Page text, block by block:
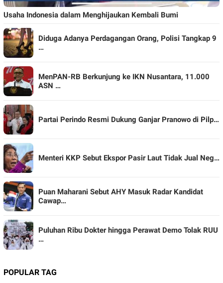
Usaha Indonesia dalam Menghijaukan Kembali Bumi
Diduga Adanya Perdagangan Orang, Polisi Tangkap 9
…
MenPAN-RB Berkunjung ke IKN Nusantara, 11.000
ASN …
Partai Perindo Resmi Dukung Ganjar Pranowo di Pilp…
Menteri KKP Sebut Ekspor Pasir Laut Tidak Jual Neg…
Puan Maharani Sebut AHY Masuk Radar Kandidat
Cawap…
Puluhan Ribu Dokter hingga Perawat Demo Tolak RUU
…
POPULAR TAG